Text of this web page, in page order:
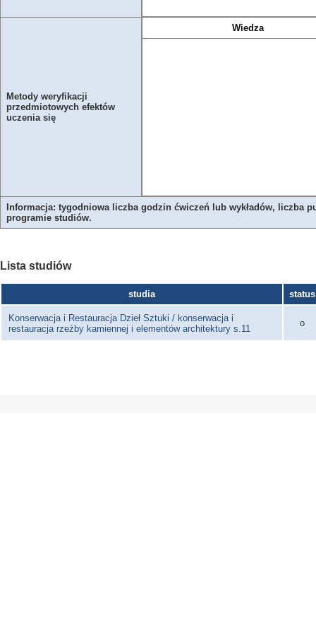
Metody weryfikacji
przedmiotowych efektów
uczenia się
Wiedza
Informacja: tygodniowa liczba godzin ćwiczeń lub wykładów, liczba
programie studiów.
Lista studiów
studia status
Konserwacja i Restauracja Dzieł Sztuki / konserwacja i
restauracja rzeźby kamiennej i elementów architektury s.11
o